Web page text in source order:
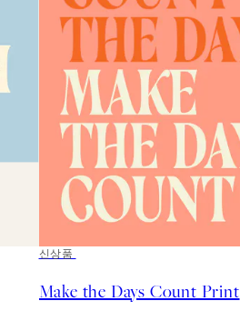
50%*
신상품
Make the Days Count Print